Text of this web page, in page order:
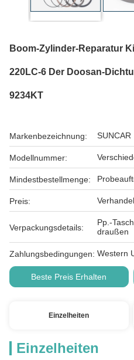
Boom-Zylinder-Reparatur
220LC-6 Der Doosan-
9234KT
Markenbezeichnung: SUNCAR
Modellnummer:
Mindestbestellmenge:
Preis:
Verpackungsdetails:
Pp.-
draußen
Zahlungsbedingungen: Western
Beste Preis Erhalten
Einzelheiten
Einzelheiten